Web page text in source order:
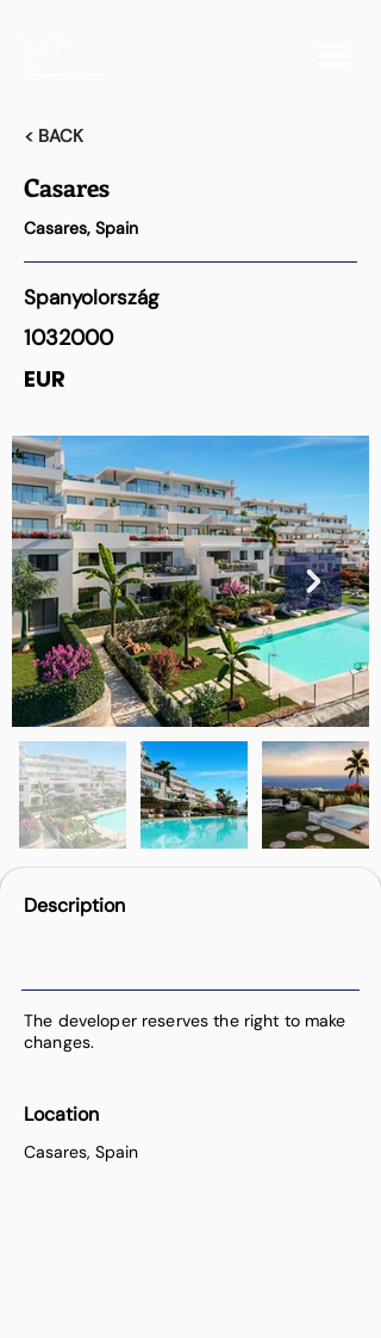
< BACK
Casares
Casares, Spain
Spanyolország
1032000
EUR
Description
The developer reserves the right to make
changes.
Location
Casares, Spain